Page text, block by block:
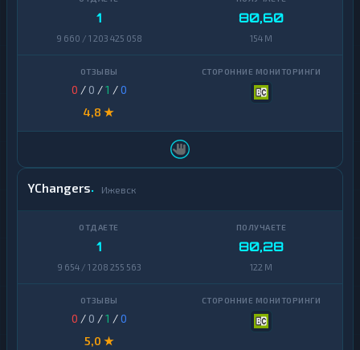
1
9 660 / 1 203 425 058
80,60
154 M
0 / 0 /1 /0
4,8 ★
YChangers Ижевск
1
9 654 / 1 208 255 563
80,28
122 M
0 / 0 /1 /0
5,0 ★